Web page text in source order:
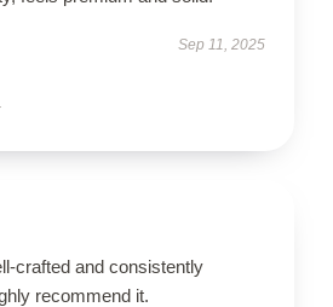
Sep 11, 2025
crafted and consistently
recommend it.